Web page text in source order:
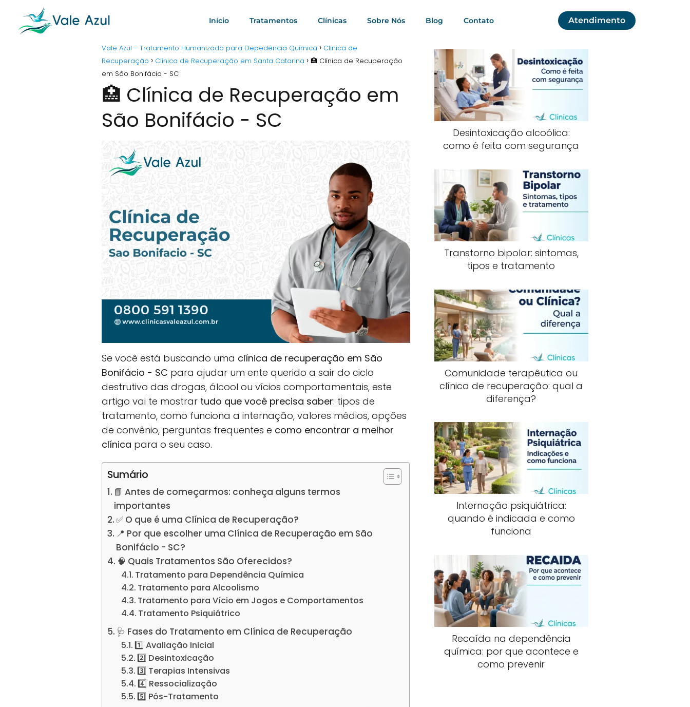
Início Tratamentos Clínicas Sobre Nós Blog Contato Atendimento
Vale Azul - Tratamento Humanizado para Depedência Química
Clinica de
Recuperação
Clínica de Recuperação em Santa Catarina
🏥 Clínica de Recuperação
em São Bonifácio - SC
🏥 Clínica de Recuperação em
São Bonifácio - SC
Se você está buscando uma clínica de recuperação em São
Bonifácio - SC para ajudar um ente querido a sair do ciclo
destrutivo das drogas, álcool ou vícios comportamentais, este
artigo vai te mostrar tudo que você precisa saber: tipos de
tratamento, como funciona a internação, valores médios, opções
de convênio, perguntas frequentes e como encontrar a melhor
clínica para o seu caso.
Sumário
📘 Antes de começarmos: conheça alguns termos
importantes
✅ O que é uma Clínica de Recuperação?
📍 Por que escolher uma Clínica de Recuperação em São
Bonifácio - SC?
🧠 Quais Tratamentos São Oferecidos?
Tratamento para Dependência Química
Tratamento para Alcoolismo
Tratamento para Vício em Jogos e Comportamentos
Tratamento Psiquiátrico
🩺 Fases do Tratamento em Clínica de Recuperação
1️⃣ Avaliação Inicial
2️⃣ Desintoxicação
3️⃣ Terapias Intensivas
4️⃣ Ressocialização
5️⃣ Pós-Tratamento
Desintoxicação alcoólica:
como é feita com segurança
Transtorno bipolar: sintomas,
tipos e tratamento
Comunidade terapêutica ou
clínica de recuperação: qual a
diferença?
Internação psiquiátrica:
quando é indicada e como
funciona
Recaída na dependência
química: por que acontece e
como prevenir